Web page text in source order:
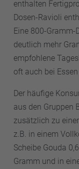
enthalten
Dosen-Ravioli
Eine 800-Gramm-
deutlich mehr
empfohlene
oft auch bei
Der häufige
aus den Gruppen
zusätzlich zu
z.B. in einem
Scheibe Gouda
Gramm und in